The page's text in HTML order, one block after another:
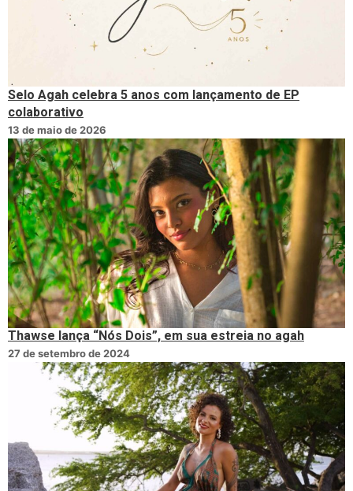
Selo Agah celebra 5 anos com lançamento de EP
colaborativo
13 de maio de 2026
Thawse lança “Nós Dois”, em sua estreia no agah
27 de setembro de 2024